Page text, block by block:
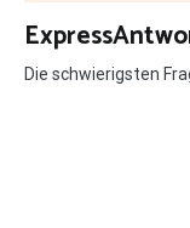
Zum
Inhalt
springen
Die schwierigsten